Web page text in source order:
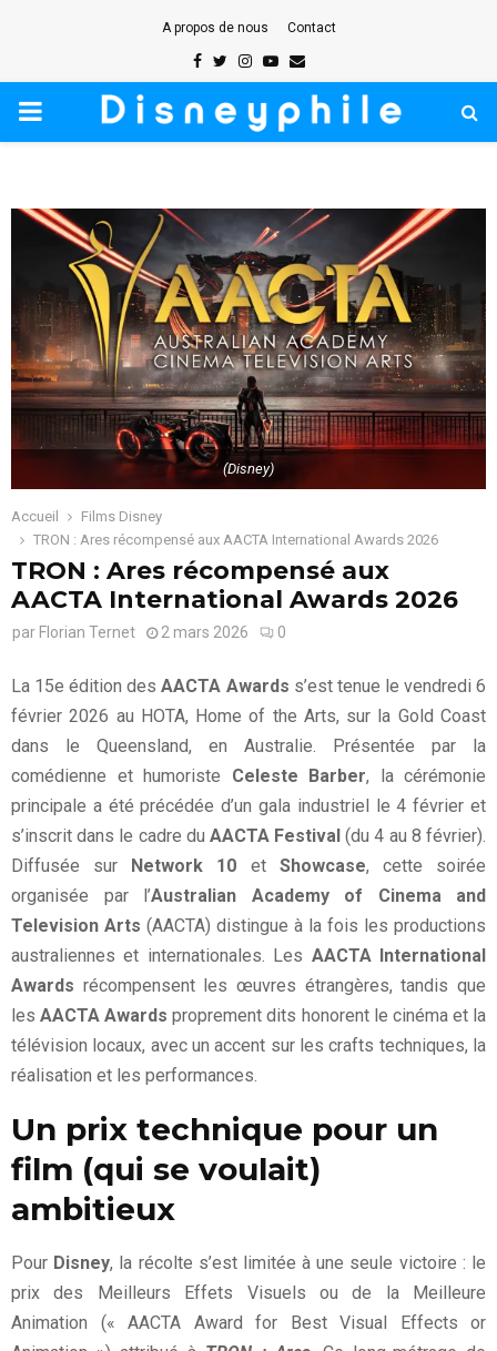
A propos de nous Contact
Facebook
TwitterInstagram
Youtube
Email
PRIMARY
(Disney)
Accueil
Films Disney
TRON : Ares récompensé aux AACTA International Awards 2026
TRON : Ares récompensé aux
AACTA International Awards 2026
par Florian Ternet 2 mars 2026 0
La 15e édition desAACTA Awards s’est tenue le vendredi 6
février 2026 au HOTA, Home of the Arts, sur la Gold Coast
dans le Queensland, en Australie. Présentée par la
comédienne et humoriste Celeste Barber, la cérémonie
principale a été précédée d’un gala industriel le 4 février et
s’inscrit dans le cadre du AACTA Festival (du 4 au 8 février).
Diffusée sur Network 10 et Showcase, cette soirée
organisée par l’Australian Academy of Cinema and
Television Arts (AACTA) distingue à la fois les productions
australiennes et internationales. Les AACTA International
Awards récompensent les œuvres étrangères, tandis que
lesAACTA Awards proprement dits honorent le cinéma et la
télévision locaux, avec un accent sur les crafts techniques, la
réalisation et les performances.
Un prix technique pour un
film (qui se voulait)
ambitieux
Pour Disney, la récolte s’est limitée à une seule victoire : le
prix des Meilleurs Effets Visuels ou de la Meilleure
Animation (« AACTA Award for Best Visual Effects or